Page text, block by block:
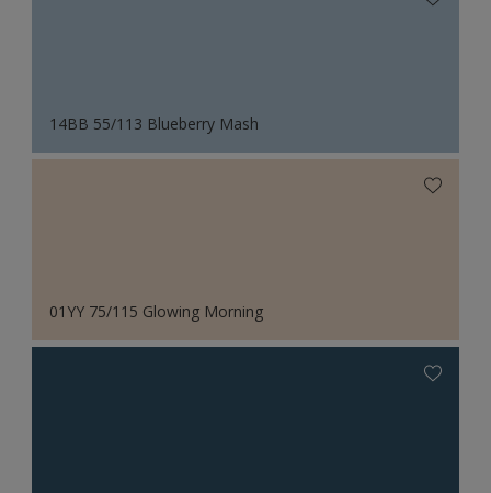
14BB 55/113 Blueberry Mash
01YY 75/115 Glowing Morning